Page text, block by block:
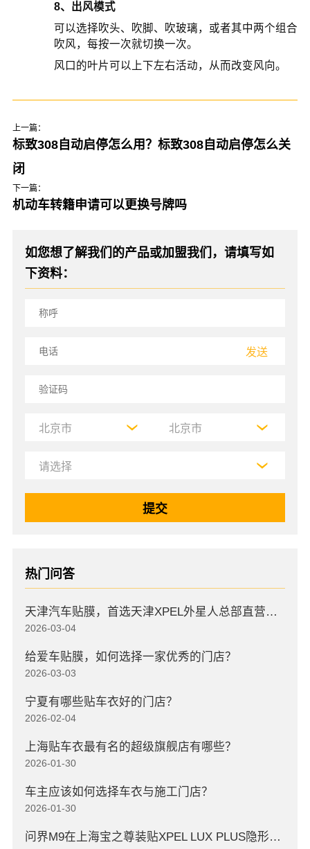
8、出风模式
可以选择吹头、吹脚、吹玻璃，或者其中两个组合
吹风，每按一次就切换一次。
风口的叶片可以上下左右活动，从而改变风向。
上一篇：
标致308自动启停怎么用？标致308自动启停怎么关
闭
下一篇：
机动车转籍申请可以更换号牌吗
如您想了解我们的产品或加盟我们，请填写如
下资料：
发送
热门问答
天津汽车贴膜，首选天津XPEL外星人总部直营店，高口碑店
2026-03-04
给爱车贴膜，如何选择一家优秀的门店？
2026-03-03
宁夏有哪些贴车衣好的门店？
2026-02-04
上海贴车衣最有名的超级旗舰店有哪些？
2026-01-30
车主应该如何选择车衣与施工门店？
2026-01-30
问界M9在上海宝之尊装贴XPEL LUX PLUS隐形车衣